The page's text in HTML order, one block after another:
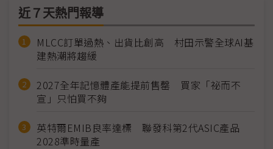
近７天熱門報導
MLCC訂單過熱、出貨比創高 村田示警全球AI基
建熱潮將趨緩
2027全年記憶體產能提前售罄 買家「祕而不
宣」只怕買不夠
英特爾EMIB良率達標 聯發科第2代ASIC產品
2028準時量產